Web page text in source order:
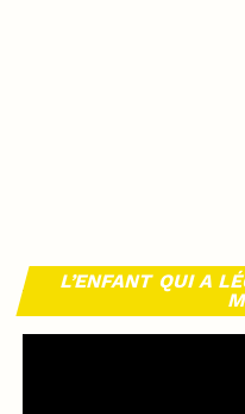
L’ENFANT QUI A